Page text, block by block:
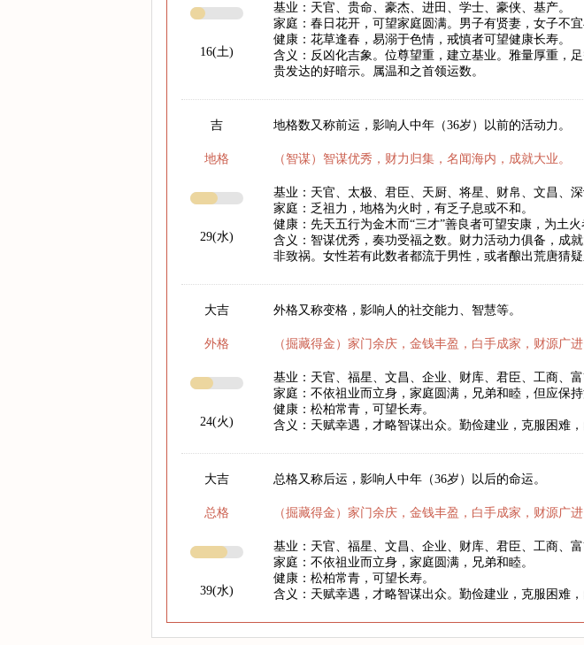
16(土)
基业：天官、贵命、豪杰、进田、学士、豪侠、基产。
家庭：春日花开，可望家庭圆满。男子有贤妻，女子不宜
健康：花草逢春，易溺于色情，戒慎者可望健康长寿。
含义：反凶化吉象。位尊望重，建立基业。雅量厚重，
贵发达的好暗示。属温和之首领运数。
吉
地格
29(水)
地格数又称前运，影响人中年（36岁）以前的活动力。
（智谋）智谋优秀，财力归集，名闻海内，成就大业。
基业：天官、太极、君臣、天厨、将星、财帛、文昌、深
家庭：乏祖力，地格为火时，有乏子息或不和。
健康：先天五行为金木而“三才”善良者可望安康，为土火
含义：智谋优秀，奏功受福之数。财力活动力俱备，成
非致祸。女性若有此数者都流于男性，或者酿出荒唐猜疑
大吉
外格
24(火)
外格又称变格，影响人的社交能力、智慧等。
（掘藏得金）家门余庆，金钱丰盈，白手成家，财源广进
基业：天官、福星、文昌、企业、财库、君臣、工商、富
家庭：不依祖业而立身，家庭圆满，兄弟和睦，但应保持
健康：松柏常青，可望长寿。
含义：天赋幸遇，才略智谋出众。勤俭建业，克服困难
大吉
总格
39(水)
总格又称后运，影响人中年（36岁）以后的命运。
（掘藏得金）家门余庆，金钱丰盈，白手成家，财源广进
基业：天官、福星、文昌、企业、财库、君臣、工商、富
家庭：不依祖业而立身，家庭圆满，兄弟和睦。
健康：松柏常青，可望长寿。
含义：天赋幸遇，才略智谋出众。勤俭建业，克服困难